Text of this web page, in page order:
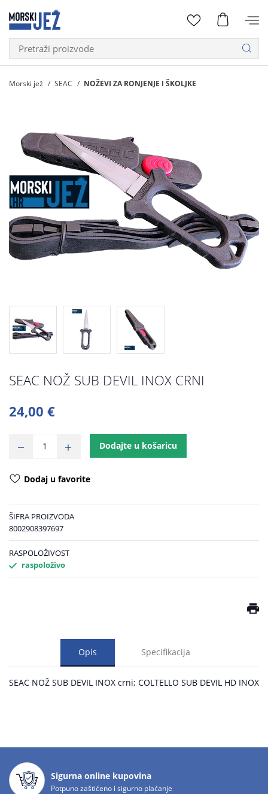
Morski jež SEAC NOŽEVI ZA RONJENJE I ŠKOLJKE
SEAC NOŽ SUB DEVIL INOX CRNI
24,00 €
Dodajte u košaricu
Dodaj u favorite
ŠIFRA PROIZVODA
8002908397697
RASPOLOŽIVOST
raspoloživo
Opis Specifikacija
SEAC NOŽ SUB DEVIL INOX crni; COLTELLO SUB DEVIL HD INOX
Sigurna online kupovina
Potpuno zaštićeno i sigurno plaćanje